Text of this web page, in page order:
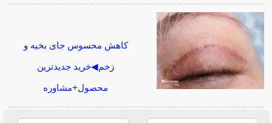
کاهش محسوس جای بخیه و
زخم◀خرید جدیدترین
محصول+مشاوره